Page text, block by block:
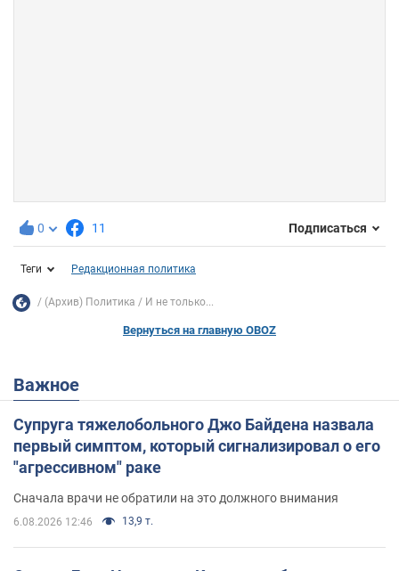
0 11 Подписаться
Теги Редакционная политика
(Архив) Политика И не только...
Вернуться на главную OBOZ
Важное
Супруга тяжелобольного Джо Байдена назвала
первый симптом, который сигнализировал о его
"агрессивном" раке
Сначала врачи не обратили на это должного внимания
6.08.2026 12:46 13,9 т.